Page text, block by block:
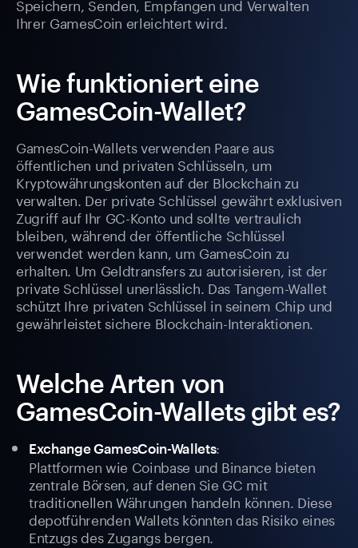
Speichern, Senden, Empfangen und Verwalten
Ihrer GamesCoin erleichtert wird.
Wie funktioniert eine
GamesCoin-Wallet?
GamesCoin-Wallets verwenden Paare aus
öffentlichen und privaten Schlüsseln, um
Kryptowährungskonten auf der Blockchain zu
verwalten. Der private Schlüssel gewährt exklusiven
Zugriff auf Ihr GC-Konto und sollte vertraulich
bleiben, während der öffentliche Schlüssel
verwendet werden kann, um GamesCoin zu
erhalten. Um Geldtransfers zu autorisieren, ist der
private Schlüssel unerlässlich. Das Tangem-Wallet
schützt Ihre privaten Schlüssel in seinem Chip und
gewährleistet sichere Blockchain-Interaktionen.
Welche Arten von
GamesCoin-Wallets gibt es?
Exchange GamesCoin-Wallets:
Plattformen wie Coinbase und Binance bieten
zentrale Börsen, auf denen Sie GC mit
traditionellen Währungen handeln können. Diese
depotführenden Wallets könnten das Risiko eines
Entzugs des Zugangs bergen.